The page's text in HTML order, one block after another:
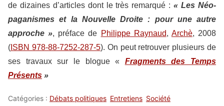
de dizaines d’articles dont le très remarqué :« Les Néo-
paganismes et la Nouvelle Droite : pour une autre
approche », préface de Philippe Raynaud, Archè, 2008
( ISBN 978-88-7252-287-5). On peut retrouver plusieurs de
ses travaux sur le blogue «
Fragments des Temps
Présents »
Catégories : Débats politiques Entretiens Société